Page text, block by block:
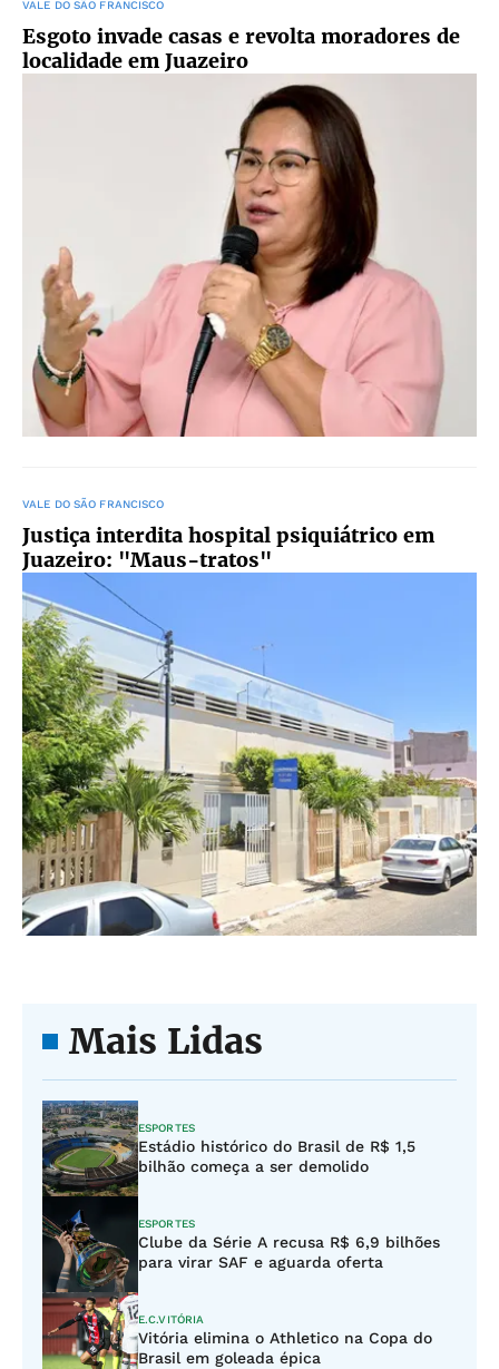
VALE DO SÃO FRANCISCO
Esgoto invade casas e revolta moradores de
localidade em Juazeiro
VALE DO SÃO FRANCISCO
Justiça interdita hospital psiquiátrico em
Juazeiro: "Maus-tratos"
Mais Lidas
ESPORTES
Estádio histórico do Brasil de R$ 1,5
bilhão começa a ser demolido
ESPORTES
Clube da Série A recusa R$ 6,9 bilhões
para virar SAF e aguarda oferta
E.C.VITÓRIA
Vitória elimina o Athletico na Copa do
Brasil em goleada épica